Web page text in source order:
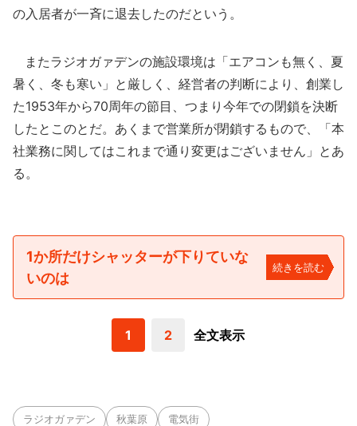
の入居者が一斉に退去したのだという。
またラジオガァデンの施設環境は「エアコンも無く、夏
暑く、冬も寒い」と厳しく、経営者の判断により、創業し
た1953年から70周年の節目、つまり今年での閉鎖を決断
したとこのとだ。あくまで営業所が閉鎖するもので、「本
社業務に関してはこれまで通り変更はございません」とあ
る。
1か所だけシャッターが下りていな
いのは
続きを読む
1 2 全文表示
ラジオガァデン 秋葉原 電気街